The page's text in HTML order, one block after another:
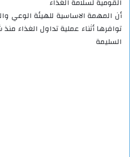
أن المهمة الاساسية للهيئة الوعي
توافرها أثناء عملية تداول الغذاء
السليمة